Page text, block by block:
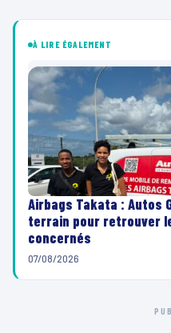
À LIRE ÉGALEMENT
Airbags Takata : Autos
terrain pour retrouver
concernés
07/08/2026